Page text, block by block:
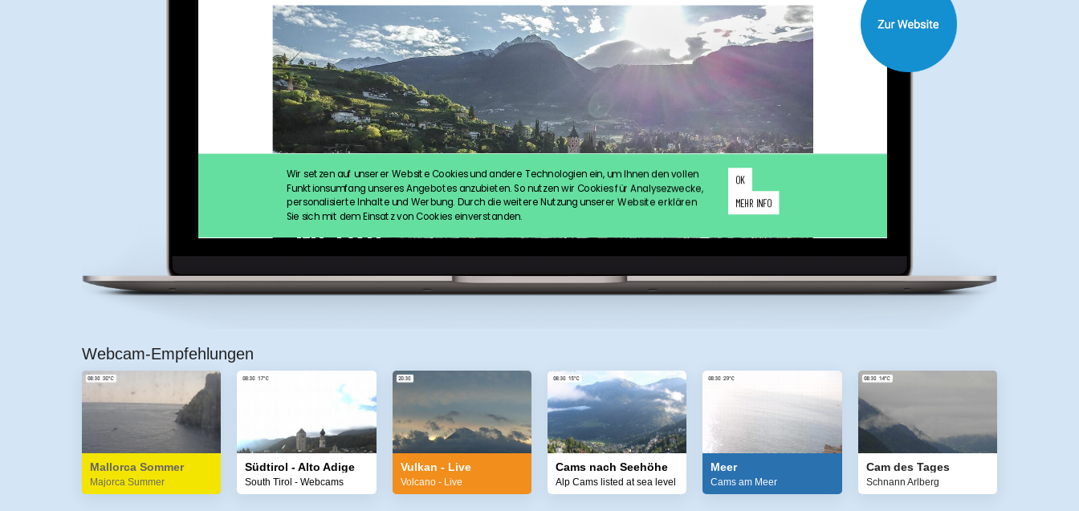
Webcam-Empfehlungen
Mallorca Sommer
Majorca Summer
Südtirol - Alto Adige
South Tirol - Webcams
Vulkan - Live
Volcano - Live
Cams nach Seehöhe
Alp Cams listed at sea level
Meer
Cams am Meer
Cam des Tages
Schnann Arlberg